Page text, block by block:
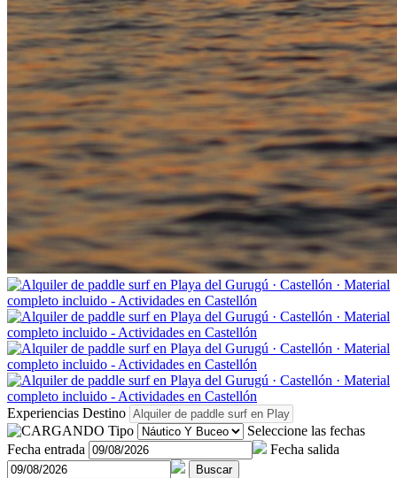
Experiencias Destino
Tipo
Seleccione las fechas
Fecha entrada
Fecha salida
Buscar